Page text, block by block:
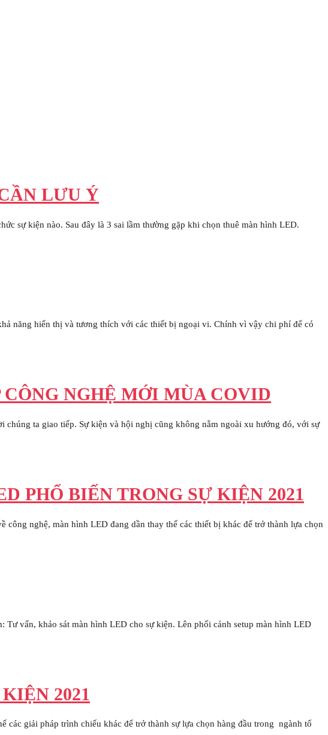
LƯU Ý
sự kiện nào. Sau đây là 3 sai lầm thường gặp khi chọn thuê màn hình LED.
năng hiển thị và tương thích với các thiết bị ngoại vi. Chính vì vậy chi phí để có
NGHỆ MỚI MÙA COVID
chúng ta giao tiếp. Sự kiện và hội nghị cũng không nằm ngoài xu hướng đó, với sự
PHỔ BIẾN TRONG SỰ KIỆN 2021
nghệ, màn hình LED đang dần thay thế các thiết bị khác để trở thành lựa chọn
vấn, khảo sát màn hình LED cho sự kiện. Lên phối cảnh setup màn hình LED
2021
giải pháp trình chiếu khác để trở thành sự lựa chọn hàng đầu trong ngành tổ